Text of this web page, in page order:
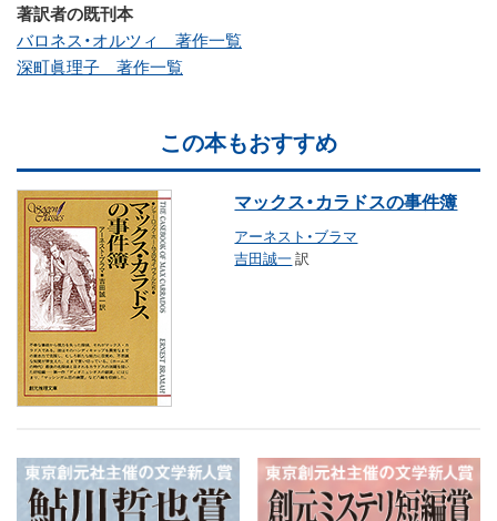
著訳者の既刊本
バロネス・オルツィ 著作一覧
深町眞理子 著作一覧
この本もおすすめ
マックス・カラドスの事件簿
アーネスト・ブラマ
吉田誠一訳